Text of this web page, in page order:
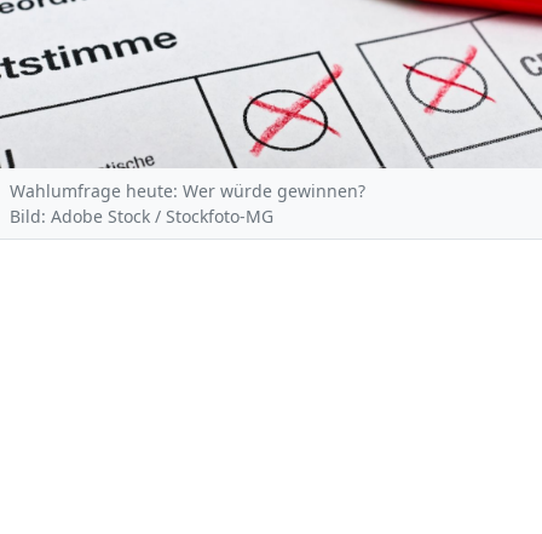
Wahlumfrage heute: Wer würde gewinnen?
Bild: Adobe Stock / Stockfoto-MG